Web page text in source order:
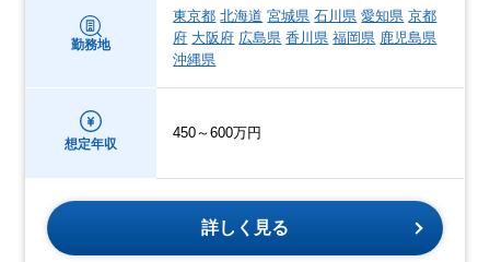
勤務地
東京都 北海道 宮城県 石川県 愛知県 京都
府 大阪府 広島県 香川県 福岡県 鹿児島県
沖縄県
想定年収
450～600万円
詳しく見る